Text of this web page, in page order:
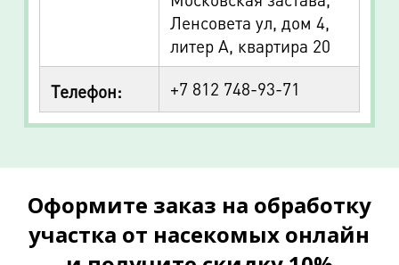
Ленсовета ул, дом 4,
литер А, квартира 20
Телефон: +7 812 748-93-71
Оформите заказ на обработку
участка от насекомых онлайн